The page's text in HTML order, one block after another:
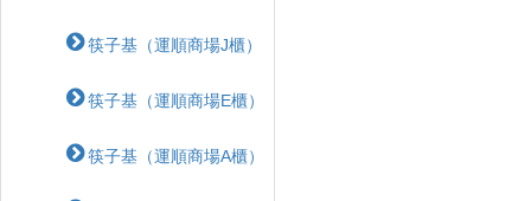
筷子基（運順商場J櫃）
筷子基（運順商場E櫃）
筷子基（運順商場A櫃）